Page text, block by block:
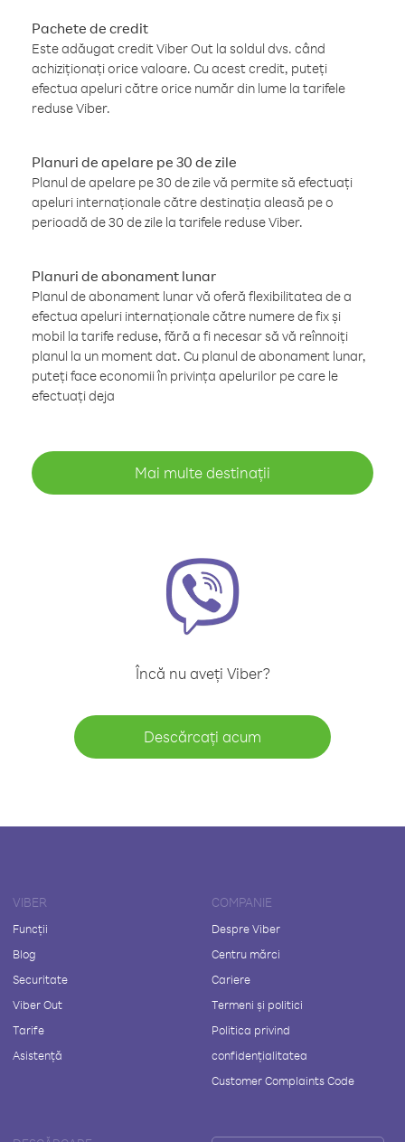
Pachete de credit
Este adăugat credit Viber Out la soldul dvs. când
achiziționați orice valoare. Cu acest credit, puteți
efectua apeluri către orice număr din lume la tarifele
reduse Viber.
Planuri de apelare pe 30 de zile
Planul de apelare pe 30 de zile vă permite să efectuați
apeluri internaționale către destinația aleasă pe o
perioadă de 30 de zile la tarifele reduse Viber.
Planuri de abonament lunar
Planul de abonament lunar vă oferă flexibilitatea de a
efectua apeluri internaționale către numere de fix și
mobil la tarife reduse, fără a fi necesar să vă reînnoiți
planul la un moment dat. Cu planul de abonament lunar,
puteți face economii în privința apelurilor pe care le
efectuați deja
Mai multe destinații
Încă nu aveți Viber?
Descărcați acum
VIBER
Funcții
Blog
Securitate
Viber Out
Tarife
Asistență
COMPANIE
Despre Viber
Centru mărci
Cariere
Termeni și politici
Politica privind
confidențialitatea
Customer Complaints Code